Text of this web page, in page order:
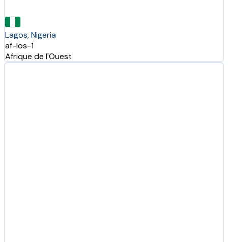
Lagos, Nigeria
af-los-1
Afrique de l'Ouest